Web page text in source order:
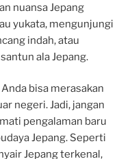
nuansa Jepang
yukata, mengunjungi
indah, atau
ala Jepang.
bisa merasakan
negeri. Jadi, jangan
pengalaman baru
Jepang. Seperti
Jepang terkenal,